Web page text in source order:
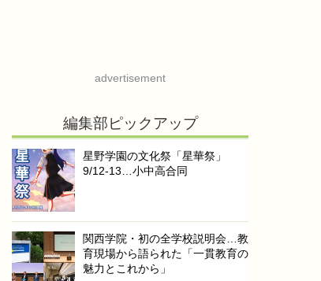
advertisement
編集部ピックアップ
星野学園の文化祭「星華祭」
9/12-13…小中高合同
関西学院・初の全学校説明会…教
育現場から語られた「一貫教育の
魅力とこれから」